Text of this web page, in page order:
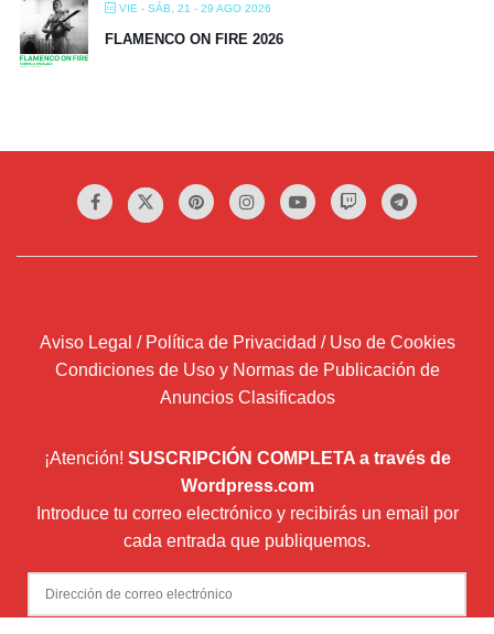
VIE - SÁB, 21 - 29 AGO 2026
FLAMENCO ON FIRE 2026
Aviso Legal / Política de Privacidad / Uso de Cookies
Condiciones de Uso y Normas de Publicación de
Anuncios Clasificados
¡Atención! SUSCRIPCIÓN COMPLETA a través de
Wordpress.com
Introduce tu correo electrónico y recibirás un email por
cada entrada que publiquemos.
Dirección
de